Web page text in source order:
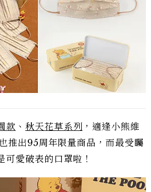
款 、秋天花草系列 ，適逢小熊維
推出95周年限量商品，而最受矚
可愛破表的口罩啦！